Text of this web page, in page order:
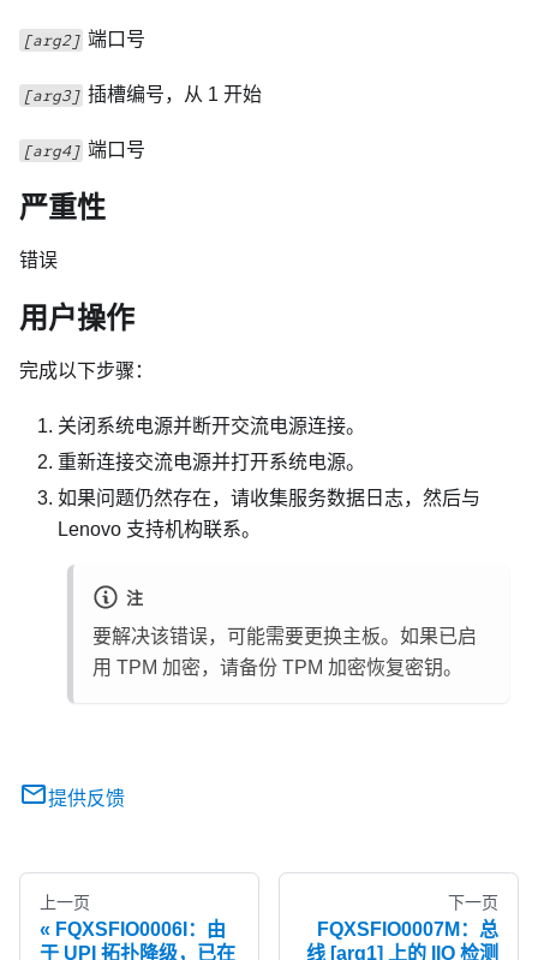
[arg2] 端口号
[arg3] 插槽编号，从 1 开始
[arg4] 端口号
严重性
错误
用户操作
完成以下步骤：
关闭系统电源并断开交流电源连接。
重新连接交流电源并打开系统电源。
如果问题仍然存在，请收集服务数据日志，然后与
Lenovo 支持机构联系。
注
要解决该错误，可能需要更换主板。如果已启
用 TPM 加密，请备份 TPM 加密恢复密钥。
提供反馈
上一页
FQXSFIO0006I：由
于 UPI 拓扑降级，已在
下一页
FQXSFIO0007M：总
线 [arg1] 上的 IIO 检测